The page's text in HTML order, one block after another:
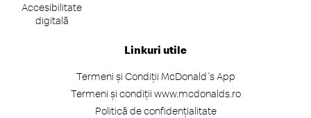
Accesibilitate
digitală
Linkuri utile
Termeni și Condiții McDonald's App
Termeni și condiții www.mcdonalds.ro
Politică de confidențialitate